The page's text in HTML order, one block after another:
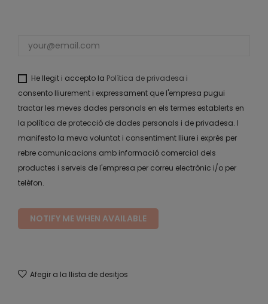
He llegit i accepto la Política de privadesa i
consento lliurement i expressament que l'empresa pugui
tractar les meves dades personals en els termes establerts en
la política de protecció de dades personals i de privadesa. I
manifesto la meva voluntat i consentiment lliure i exprés per
rebre comunicacions amb informació comercial dels
productes i serveis de l'empresa per correu electrònic i/o per
telèfon.
NOTIFY ME WHEN AVAILABLE
Afegir a la llista de desitjos